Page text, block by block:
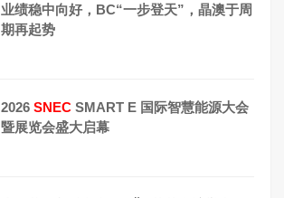
业绩稳中向好，BC“一步登天”，晶澳于周
期再起势
2026 SNEC SMART E 国际智慧能源大会
暨展览会盛大启幕